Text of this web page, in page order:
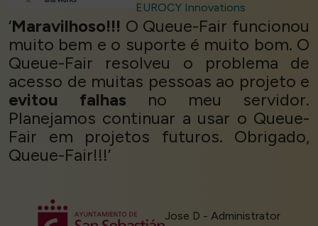
EUROCY Innovations
‘Maravilhoso!!! O Queue-Fair funcionou
muito bem e o suporte é muito bom. O
Queue-Fair resolveu o problema de
acesso de muitas pessoas ao projeto e
evitou falhas no meu servidor.
Planejamos continuar a usar o Queue-
Fair em projetos futuros. Obrigado,
Queue-Fair!!!’
Jose D - Administrator